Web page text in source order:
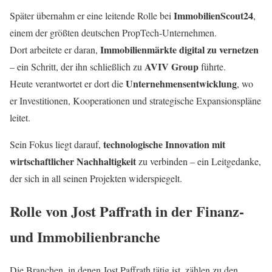
Später übernahm er eine leitende Rolle bei ImmobilienScout24,
einem der größten deutschen PropTech-Unternehmen.
Dort arbeitete er daran, Immobilienmärkte digital zu vernetzen
– ein Schritt, der ihn schließlich zu AVIV Groupführte.
Heute verantwortet er dort dieUnternehmensentwicklung, wo
er Investitionen, Kooperationen und strategische Expansionspläne
leitet.
Sein Fokus liegt darauf, technologische Innovation mit
wirtschaftlicher Nachhaltigkeitzu verbinden – ein Leitgedanke,
der sich in all seinen Projekten widerspiegelt.
Rolle von Jost Paffrath in der Finanz-
und Immobilienbranche